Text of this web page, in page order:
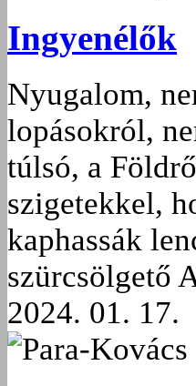
Ingyenélők
Nyugalom,
lopásokról,
túlsó, a
szigetekkel,
kaphassák
szürcsölgető
2024. 01. 17.
Para-